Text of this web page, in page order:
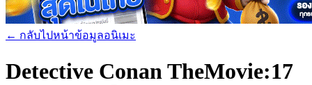
← กลับไปหน้าข้อมูลอนิเมะ
Detective Conan TheMovie:17